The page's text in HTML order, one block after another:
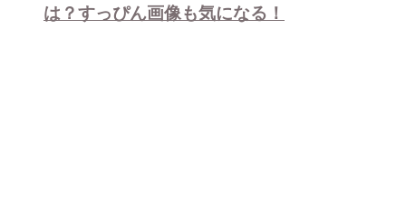
は？すっぴん画像も気になる！